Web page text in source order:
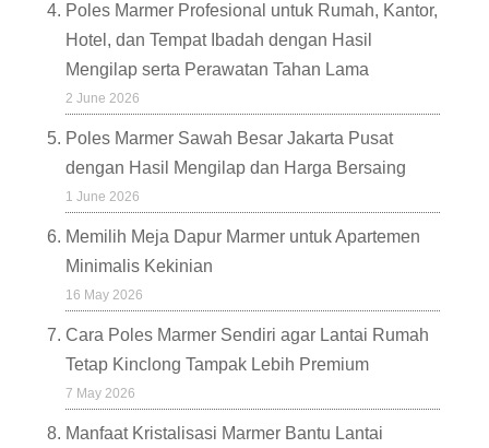
Poles Marmer Profesional untuk Rumah, Kantor,
Hotel, dan Tempat Ibadah dengan Hasil
Mengilap serta Perawatan Tahan Lama
2 June 2026
Poles Marmer Sawah Besar Jakarta Pusat
dengan Hasil Mengilap dan Harga Bersaing
1 June 2026
Memilih Meja Dapur Marmer untuk Apartemen
Minimalis Kekinian
16 May 2026
Cara Poles Marmer Sendiri agar Lantai Rumah
Tetap Kinclong Tampak Lebih Premium
7 May 2026
Manfaat Kristalisasi Marmer Bantu Lantai